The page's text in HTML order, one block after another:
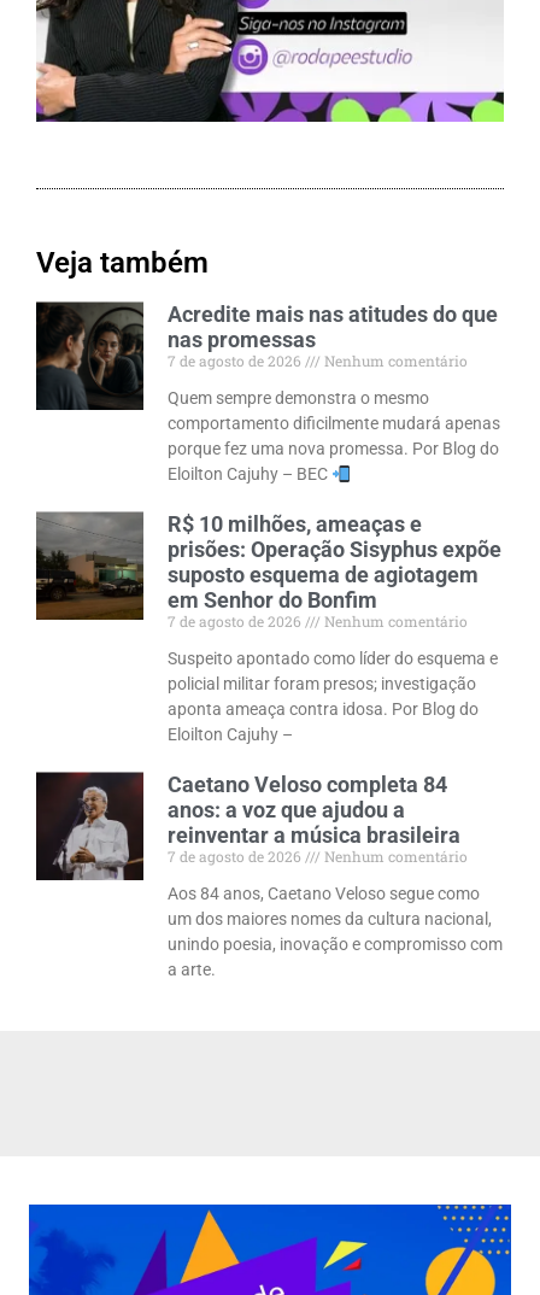
Veja também
Acredite mais nas atitudes do que
nas promessas
7 de agosto de 2026
Nenhum comentário
Quem sempre demonstra o mesmo
comportamento dificilmente mudará apenas
porque fez uma nova promessa. Por Blog do
Eloilton Cajuhy – BEC
R$ 10 milhões, ameaças e
prisões: Operação Sisyphus expõe
suposto esquema de agiotagem
em Senhor do Bonfim
7 de agosto de 2026
Nenhum comentário
Suspeito apontado como líder do esquema e
policial militar foram presos; investigação
aponta ameaça contra idosa. Por Blog do
Eloilton Cajuhy –
Caetano Veloso completa 84
anos: a voz que ajudou a
reinventar a música brasileira
7 de agosto de 2026
Nenhum comentário
Aos 84 anos, Caetano Veloso segue como
um dos maiores nomes da cultura nacional,
unindo poesia, inovação e compromisso com
a arte.